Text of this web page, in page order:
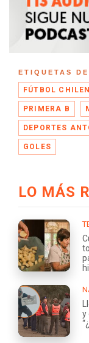
ETIQUETAS
FÚTBOL
PRIMERA B
DEPORTES
GOLES
LO MÁS
y